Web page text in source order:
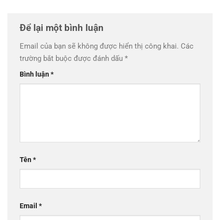
Để lại một bình luận
Email của bạn sẽ không được hiển thị công khai. Các
trường bắt buộc được đánh dấu *
Bình luận*
Tên*
Email *